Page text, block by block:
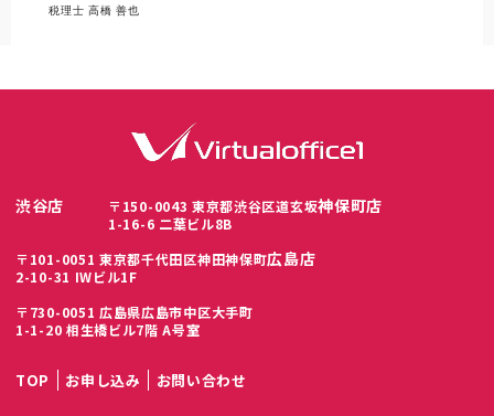
税理士 高橋 善也
渋谷店
〒150-0043 東京都渋谷区道玄坂
1-16-6 二葉ビル8B
神保町店
〒101-0051 東京都千代田区神田神保町
2-10-31 IWビル1F
広島店
〒730-0051 広島県広島市中区大手町
1-1-20 相生橋ビル7階 A号室
TOP お申し込み お問い合わせ